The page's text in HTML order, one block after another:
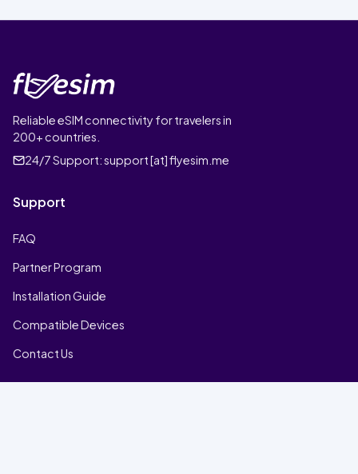
Reliable eSIM connectivity for travelers in
200+ countries.
24/7 Support:support [at] flyesim.me
Support
FAQ
Partner Program
Installation Guide
Compatible Devices
Contact Us